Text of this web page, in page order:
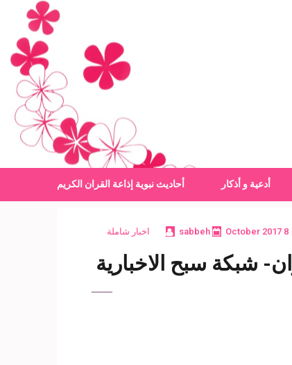
أدعية و أذكار أحاديث نبوية إذاعة القران الكريم
8 October 2017
sabbeh اخبار شاملة
شبكة سبح الاخبارية